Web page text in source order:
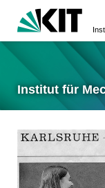
Institut für